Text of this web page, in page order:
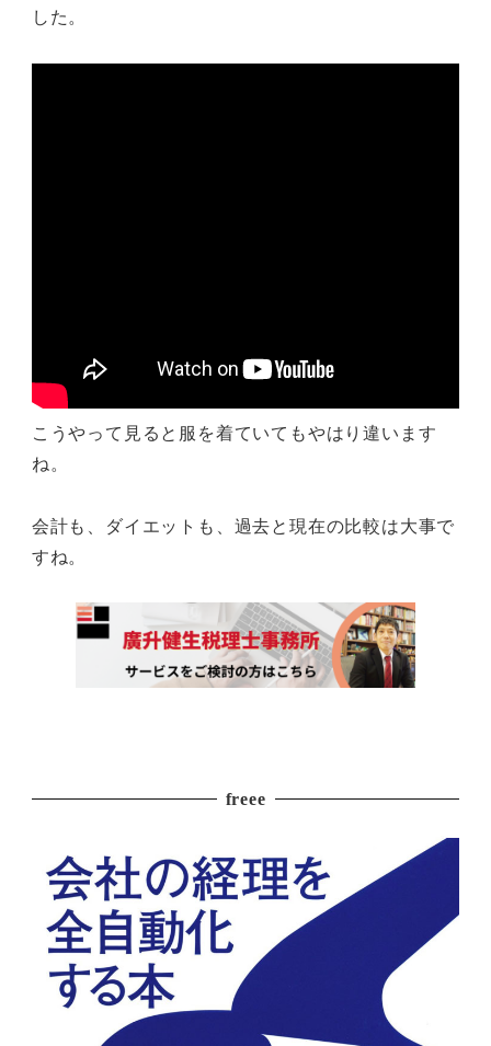
した。
こうやって見ると服を着ていてもやはり違います
ね。
会計も、ダイエットも、過去と現在の比較は大事で
すね。
freee